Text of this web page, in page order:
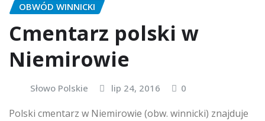
OBWÓD WINNICKI
Cmentarz polski w
Niemirowie
Słowo Polskie lip 24, 2016 0
Polski cmentarz w Niemirowie (obw. winnicki) znajduje